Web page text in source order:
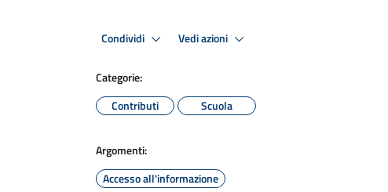
Condividi Vedi azioni
Categorie:
Contributi
Scuola
Argomenti:
Accesso all'informazione